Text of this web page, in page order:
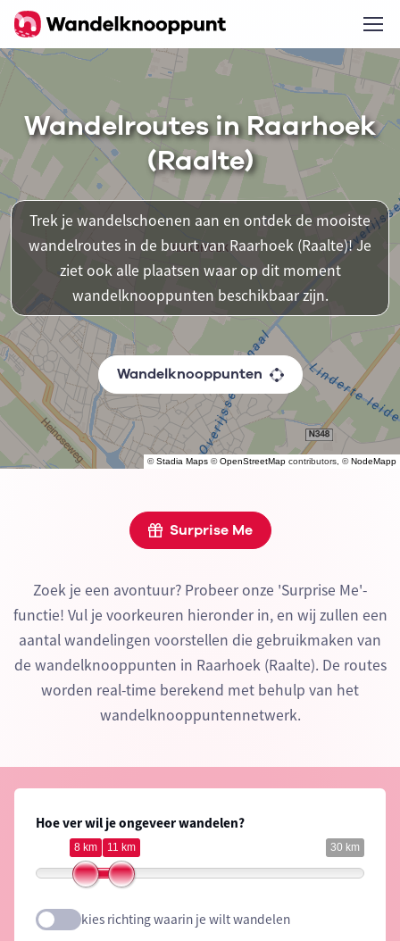
©Stadia Maps ©OpenStreetMap contributors, ©NodeMapp
Wandelroutes in Raarhoek
(Raalte)
Trek je wandelschoenen aan en ontdek de mooiste
wandelroutes in de buurt van Raarhoek (Raalte)! Je
ziet ook alle plaatsen waar op dit moment
wandelknooppunten beschikbaar zijn.
Wandelknooppunten
Surprise Me
Zoek je een avontuur? Probeer onze 'Surprise Me'-
functie! Vul je voorkeuren hieronder in, en wij zullen een
aantal wandelingen voorstellen die gebruikmaken van
de wandelknooppunten in Raarhoek (Raalte). De routes
worden real-time berekend met behulp van het
wandelknooppuntennetwerk.
Hoe ver wil je ongeveer wandelen?
30 km
8 km 11 km
kies richting waarin je wilt wandelen